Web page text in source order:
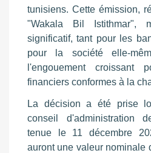
tunisiens. Cette émission,
"Wakala Bil Istithmar",
significatif, tant pour les
pour la société elle-
l'engouement croissant
financiers conformes à la
La décision a été prise
conseil d'administration
tenue le 11 décembre
auront une valeur nominale